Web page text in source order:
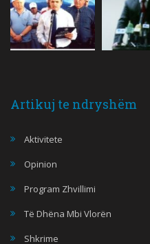
Artikuj te ndryshëm
Aktivitete
Opinion
Program Zhvillimi
Të Dhëna Mbi Vlorën
Shkrime